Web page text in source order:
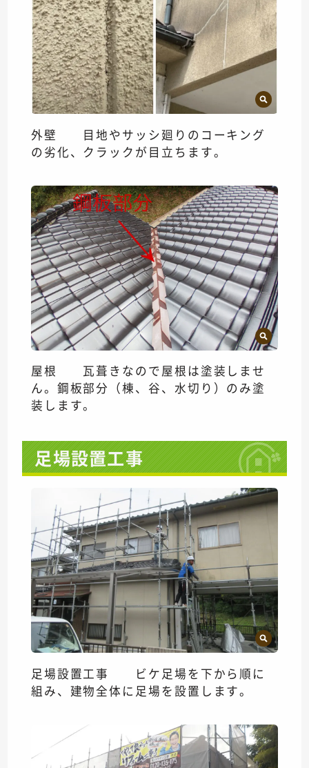
外壁 目地やサッシ廻りのコーキング
の劣化、クラックが目立ちます。
屋根 瓦葺きなので屋根は塗装しませ
ん。鋼板部分（棟、谷、水切り）のみ塗
装します。
足場設置工事
足場設置工事 ビケ足場を下から順に
組み、建物全体に足場を設置します。